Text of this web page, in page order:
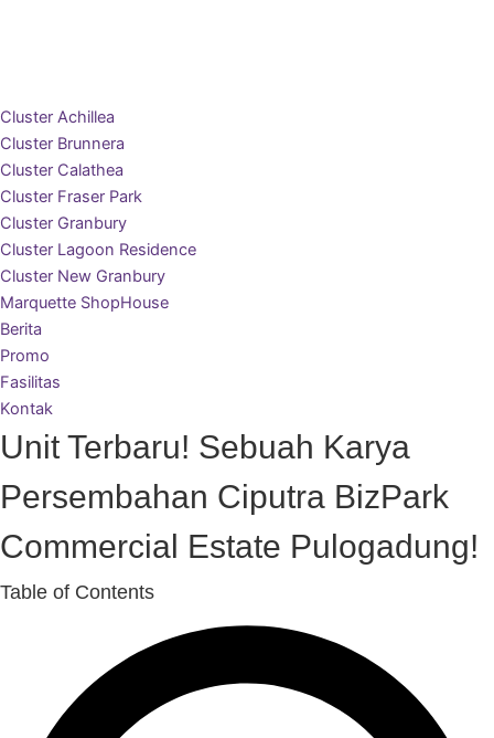
Cluster Achillea
Cluster Brunnera
Cluster Calathea
Cluster Fraser Park
Cluster Granbury
Cluster Lagoon Residence
Cluster New Granbury
Marquette ShopHouse
Berita
Promo
Fasilitas
Kontak
Unit Terbaru! Sebuah Karya
Persembahan Ciputra BizPark
Commercial Estate Pulogadung!
Table of Contents